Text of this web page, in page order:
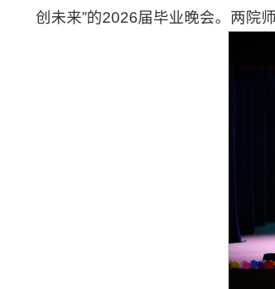
创未来”的2026届毕业晚会。两院